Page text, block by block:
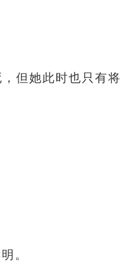
但她此时也只有将
。